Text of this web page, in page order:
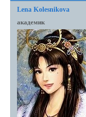
Lena Kolesnikova
академик